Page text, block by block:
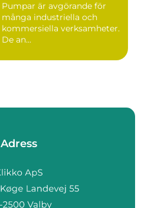
Pumpar är avgörande för
många industriella och
kommersiella verksamheter.
De an...
Adress